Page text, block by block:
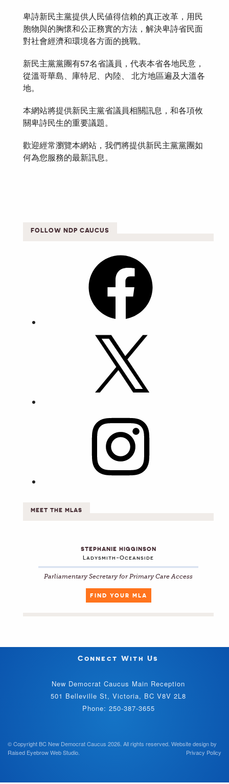
卑詩新民主黨提供人民値得信賴的真正改革，用民
胞物與的胸懷和公正務實的方法，解決卑詩省民面
對社會經濟和環境各方面的挑戰。
新民主黨黨團有57名省議員，代表本省各地民意，
從溫哥華島、庫特尼、內陸、 北方地區遍及大溫各
地。
本網站將提供新民主黨省議員相關訊息，和各項攸
關卑詩民生的重要議題。
歡迎經常瀏覽本網站，我們將提供新民主黨黨團如
何為您服務的最新訊息。
FOLLOW NDP CAUCUS
MEET THE MLAS
STEPHANIE HIGGINSON
Ladysmith-Oceanside
Parliamentary Secretary for Primary Care Access
FIND YOUR MLA
Connect With Us
New Democrat Caucus Main Reception
501 Belleville St, Victoria, BC V8V 2L8
Phone: 250-387-3655
© Copyright BC New Democrat Caucus 2026. All rights reserved. Website design by
Raised Eyebrow Web Studio
Privacy Policy